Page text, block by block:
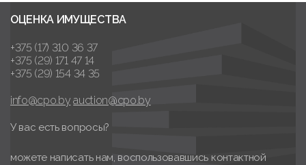
ОЦЕНКА ИМУЩЕСТВА
+375 (17) 310 36 37
+375 (29) 171 47 14
+375 (29) 154 34 35
info@cpo.by auction@cpo.by
У вас есть вопросы?
можете написать нам, воспользовавшись контактной